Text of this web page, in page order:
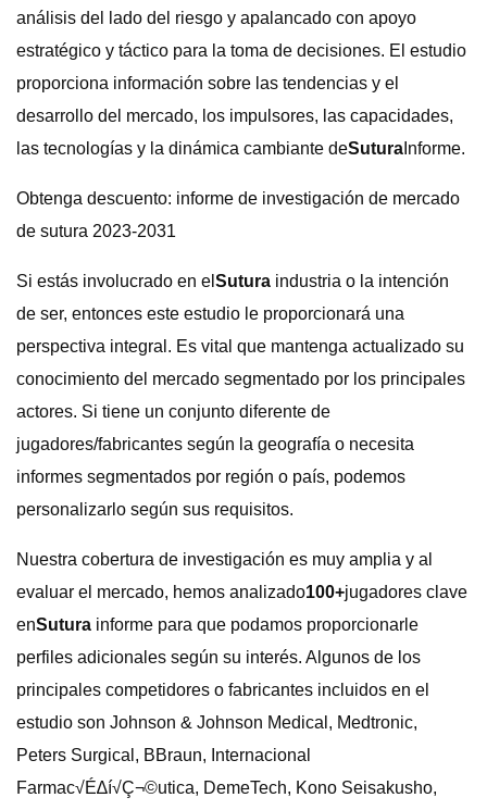
análisis del lado del riesgo y apalancado con apoyo
estratégico y táctico para la toma de decisiones. El estudio
proporciona información sobre las tendencias y el
desarrollo del mercado, los impulsores, las capacidades,
las tecnologías y la dinámica cambiante deSutura Informe.
Obtenga descuento: informe de investigación de mercado
de sutura 2023-2031
Si estás involucrado en el Sutura industria o la intención
de ser, entonces este estudio le proporcionará una
perspectiva integral. Es vital que mantenga actualizado su
conocimiento del mercado segmentado por los principales
actores. Si tiene un conjunto diferente de
jugadores/fabricantes según la geografía o necesita
informes segmentados por región o país, podemos
personalizarlo según sus requisitos.
Nuestra cobertura de investigación es muy amplia y al
evaluar el mercado, hemos analizado100+jugadores clave
enSutura informe para que podamos proporcionarle
perfiles adicionales según su interés. Algunos de los
principales competidores o fabricantes incluidos en el
estudio son Johnson & Johnson Medical, Medtronic,
Peters Surgical, BBraun, Internacional
Farmac√É∆í√Ç¬©utica, DemeTech, Kono Seisakusho,